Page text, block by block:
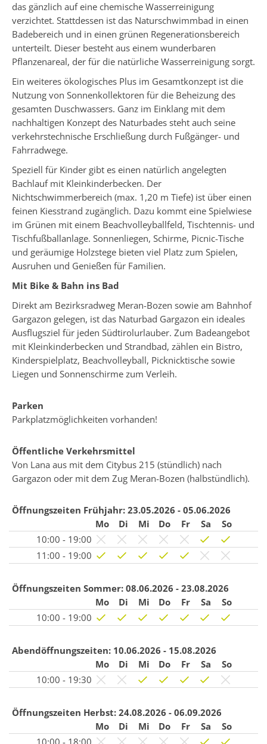
das gänzlich auf eine chemische Wasserreinigung
verzichtet. Stattdessen ist das Naturschwimmbad in einen
Badebereich und in einen grünen Regenerationsbereich
unterteilt. Dieser besteht aus einem wunderbaren
Pflanzenareal, der für die natürliche Wasserreinigung sorgt.
Ein weiteres ökologisches Plus im Gesamtkonzept ist die
Nutzung von Sonnenkollektoren für die Beheizung des
gesamten Duschwassers. Ganz im Einklang mit dem
nachhaltigen Konzept des Naturbades steht auch seine
verkehrstechnische Erschließung durch Fußgänger- und
Fahrradwege.
Speziell für Kinder gibt es einen natürlich angelegten
Bachlauf mit Kleinkinderbecken. Der
Nichtschwimmerbereich (max. 1,20 m Tiefe) ist über einen
feinen Kiesstrand zugänglich. Dazu kommt eine Spielwiese
im Grünen mit einem Beachvolleyballfeld, Tischtennis- und
Tischfußballanlage. Sonnenliegen, Schirme, Picnic-Tische
und geräumige Holzstege bieten viel Platz zum Spielen,
Ausruhen und Genießen für Familien.
Mit Bike & Bahn ins Bad
Direkt am Bezirksradweg Meran-Bozen sowie am Bahnhof
Gargazon gelegen, ist das Naturbad Gargazon ein ideales
Ausflugsziel für jeden Südtirolurlauber. Zum Badeangebot
mit Kleinkinderbecken und Strandbad, zählen ein Bistro,
Kinderspielplatz, Beachvolleyball, Picknicktische sowie
Liegen und Sonnenschirme zum Verleih.
Parken
Parkplatzmöglichkeiten vorhanden!
Öffentliche Verkehrsmittel
Von Lana aus mit dem Citybus 215 (stündlich) nach
Gargazon oder mit dem Zug Meran-Bozen (halbstündlich).
Öffnungszeiten Frühjahr: 23.05.2026 - 05.06.2026
Mo
Di Mi Do Fr Sa
So
10:00 - 19:00
11:00 - 19:00
Öffnungszeiten Sommer: 08.06.2026 - 23.08.2026
Mo
Di Mi Do Fr Sa
So
10:00 - 19:00
Abendöffnungszeiten: 10.06.2026 - 15.08.2026
Mo
Di Mi Do Fr Sa
So
10:00 - 19:30
Öffnungszeiten Herbst: 24.08.2026 - 06.09.2026
Mo
Di Mi Do Fr Sa
So
10:00 - 18:00